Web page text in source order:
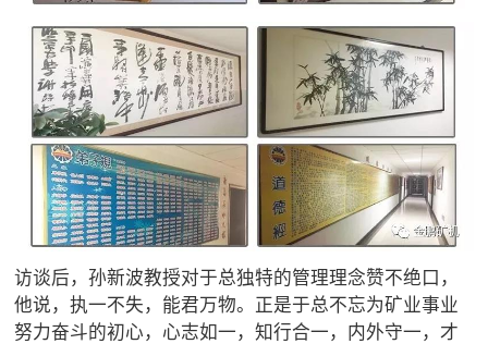
访谈后，孙新波教授对于总独特的管理理念赞不绝口，
他说，执一不失，能君万物。正是于总不忘为矿业事业
努力奋斗的初心，心志如一，知行合一，内外守一，才